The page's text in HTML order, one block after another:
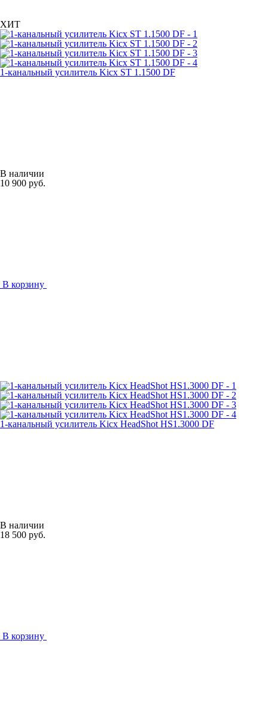
ХИТ
1-канальный усилитель Kicx ST 1.1500 DF
В наличии
10 900 руб.
В корзину
1-канальный усилитель Kicx HeadShot HS1.3000 DF
В наличии
18 500 руб.
В корзину